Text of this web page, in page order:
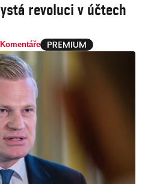
revoluci v účtech
Komentáře